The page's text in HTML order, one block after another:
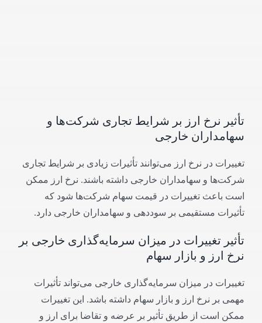
تأثیر نرخ ارز بر شرایط تجاری شرکت‌ها و
سهامداران خارجی
تغییرات در نرخ ارز می‌توانند تأثیرات زیادی بر شرایط تجاری
شرکت‌ها و سهامداران خارجی داشته باشند. نرخ ارز ممکن
است باعث تغییرات در قیمت سهام شرکت‌ها شود که
تأثیرات مستقیمی بر سوددهی و سهامداران خارجی دارد.
تأثیر تغییرات در میزان سرمایه‌گذاری خارجی بر
نرخ ارز و بازار سهام
تغییرات در میزان سرمایه‌گذاری خارجی می‌تواند تأثیرات
مهمی بر نرخ ارز و بازار سهام داشته باشد. این تغییرات
ممکن است از طریق تأثیر بر عرضه و تقاضا برای ارز و